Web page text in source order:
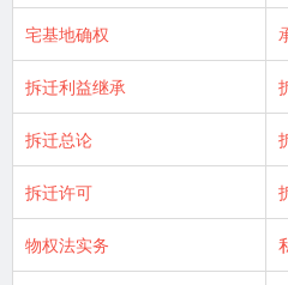
宅基地确权
拆迁利益继承
拆迁总论
拆迁许可
物权法实务